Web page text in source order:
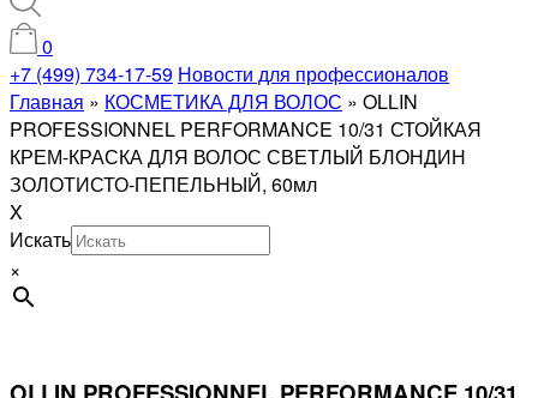
0
+7 (499) 734-17-59 Новости для профессионалов
Главная » КОСМЕТИКА ДЛЯ ВОЛОС » OLLIN
PROFESSIONNEL PERFORMANCE 10/31 СТОЙКАЯ
КРЕМ-КРАСКА ДЛЯ ВОЛОС СВЕТЛЫЙ БЛОНДИН
ЗОЛОТИСТО-ПЕПЕЛЬНЫЙ, 60мл
X
Искать
×